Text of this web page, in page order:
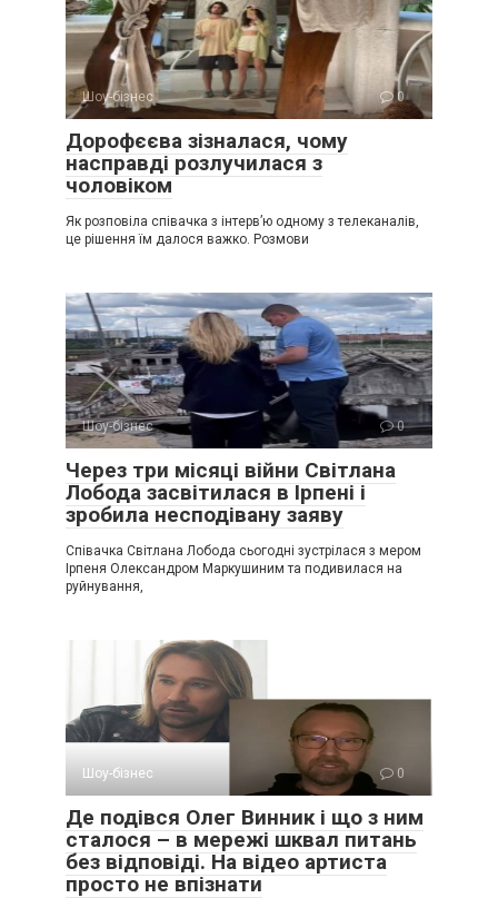
Шоу-бізнес 0
Дорофєєва зізналася, чому
насправді розлучилася з
чоловіком
Як розповіла співачка з інтерв’ю одному з телеканалів,
це рішення їм далося важко. Розмови
Шоу-бізнес 0
Через три місяці війни Світлана
Лобода засвітилася в Ірпені і
зробила несподівану заяву
Співачка Світлана Лобода сьогодні зустрілася з мером
Ірпеня Олександром Маркушиним та подивилася на
руйнування,
Шоу-бізнес 0
Де подівся Олег Винник і що з ним
сталося – в мережі шквал питань
без відповіді. На відео артиста
просто не впізнати